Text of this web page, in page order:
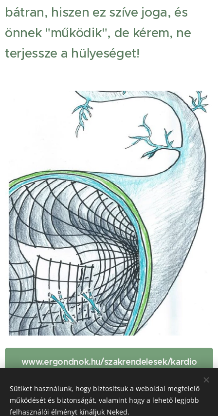
bátran, hiszen ez szíve joga, és
önnek "működik", de kérem, ne
terjessze a hülyeséget!
www.ergondnok.hu/szakrendelesek/kardio
Share
Sütiket használunk, hogy biztosítsuk a weboldal megfelelő
működését és biztonságát, valamint hogy a lehető legjobb
felhasználói élményt kínáljuk Neked.